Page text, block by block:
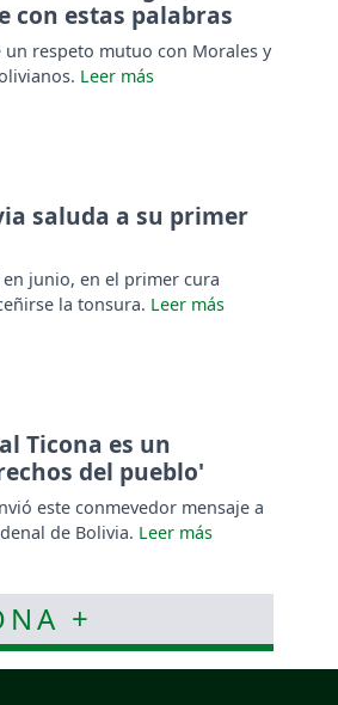
con estas palabras
respeto mutuo con Morales y
saluda a su primer
junio, en el primer cura
la tonsura.
Ticona es un
del pueblo'
este conmevedor mensaje a
de Bolivia.
+